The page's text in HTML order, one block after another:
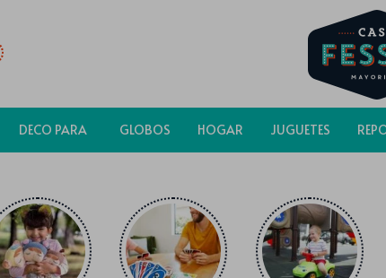
DECO PARA GLOBOS HOGAR JUGUETES